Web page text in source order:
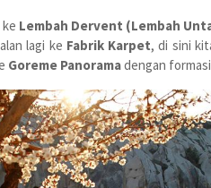
Lembah Dervent (Lembah
lagi ke Fabrik Karpet, di sini
Goreme Panoramadengan